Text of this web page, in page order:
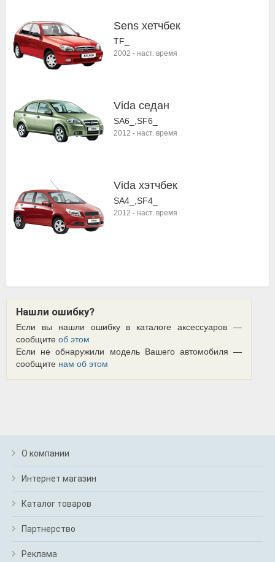
Sens хетчбек
TF_
2002 - наст. время
Vida седан
SA6_,SF6_
2012 - наст. время
Vida хэтчбек
SA4_,SF4_
2012 - наст. время
Нашли ошибку?
Если вы нашли ошибку в каталоге аксессуаров —
сообщите об этом
Если не обнаружили модель Вашего автомобиля —
сообщите нам об этом
О компании
Интернет магазин
Каталог товаров
Партнерство
Реклама